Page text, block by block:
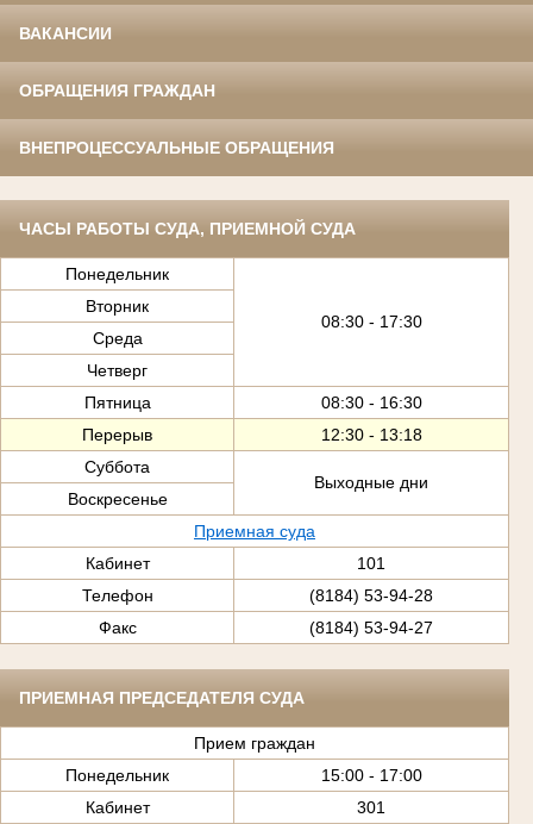
ВАКАНСИИ
ОБРАЩЕНИЯ ГРАЖДАН
ВНЕПРОЦЕССУАЛЬНЫЕ ОБРАЩЕНИЯ
ЧАСЫ РАБОТЫ СУДА, ПРИЕМНОЙ СУДА
Понедельник
08:30 - 17:30
Вторник
Среда
Четверг
Пятница
08:30 - 16:30
Перерыв
12:30 - 13:18
Суббота
Выходные дни
Воскресенье
Приемная суда
Кабинет
101
Телефон
(8184) 53-94-28
Факс
(8184) 53-94-27
ПРИЕМНАЯ ПРЕДСЕДАТЕЛЯ СУДА
Прием граждан
Понедельник
15:00 - 17:00
Кабинет
301